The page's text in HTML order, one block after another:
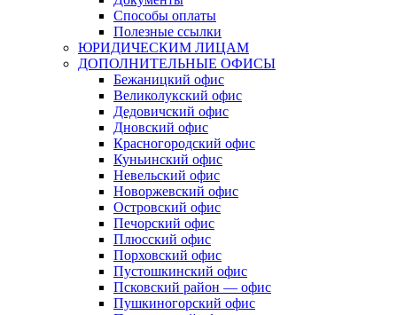
Способы оплаты
Полезные ссылки
ЮРИДИЧЕСКИМ ЛИЦАМ
ДОПОЛНИТЕЛЬНЫЕ ОФИСЫ
Бежаницкий офис
Великолукский офис
Дедовичский офис
Дновский офис
Красногородский офис
Куньинский офис
Невельский офис
Новоржевский офис
Островский офис
Печорский офис
Плюсский офис
Порховский офис
Пустошкинский офис
Псковский район — офис
Пушкиногорский офис